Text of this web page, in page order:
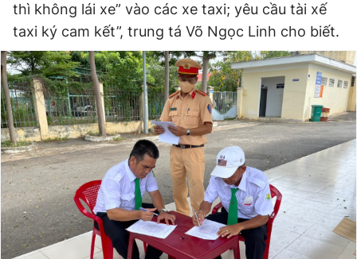
thì không lái xe” vào các xe taxi; yêu cầu tài xế
taxi ký cam kết”, trung tá Võ Ngọc Linh cho biết.